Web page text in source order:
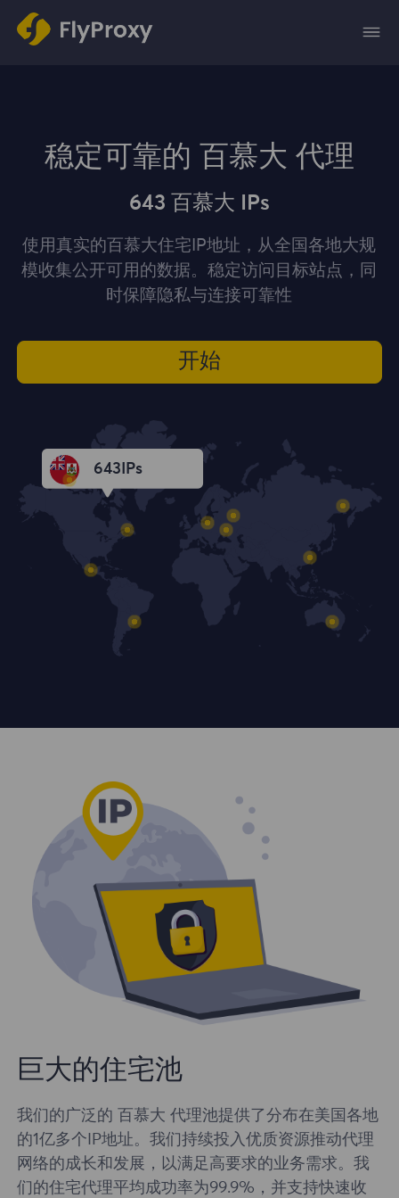
稳定可靠的 百慕大 代理
643 百慕大 IPs
使用真实的百慕大住宅IP地址，从全国各地大规
模收集公开可用的数据。稳定访问目标站点，同
时保障隐私与连接可靠性
开始
643 IPs
巨大的住宅池
我们的广泛的 百慕大 代理池提供了分布在美国各地
的1亿多个IP地址。我们持续投入优质资源推动代理
网络的成长和发展，以满足高要求的业务需求。我
们的住宅代理平均成功率为99.9%，并支持快速收